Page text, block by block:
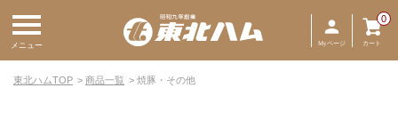
メニュー Myページ カート
0
東北ハムTOP 商品一覧 焼豚・その他